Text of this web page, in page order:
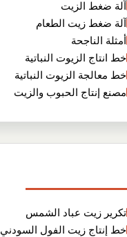
آلة ضغط الزيت
آلة ضغط زيت الطعام
أمثلة الناجحة
خط انتاج الزيوت النباتية
خط معالجة الزيوت النباتية
مصنع إنتاج الحبوب والزيت
تكرير زيت عباد الشمس
خط إنتاج زيت الفول السودني